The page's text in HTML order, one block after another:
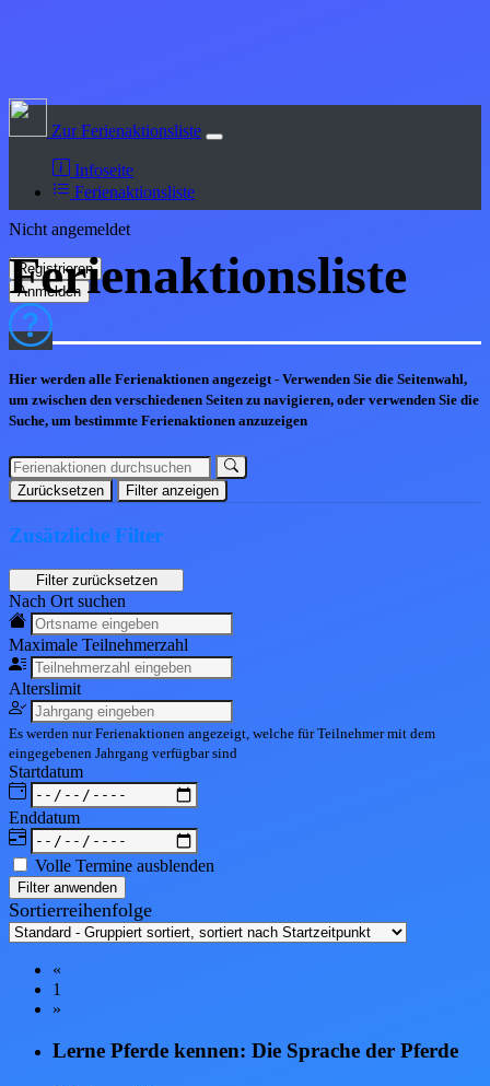
Zur Ferienaktionsliste
Infoseite
Ferienaktionsliste
Nicht angemeldet
Ferienaktionsliste
Hier werden alle Ferienaktionen angezeigt - Verwenden Sie die Seitenwahl,
um zwischen den verschiedenen Seiten zu navigieren, oder verwenden Sie die
Suche, um bestimmte Ferienaktionen anzuzeigen
Zurücksetzen Filter anzeigen
Zusätzliche Filter
Nach Ort suchen
Maximale Teilnehmerzahl
Alterslimit
Es werden nur Ferienaktionen angezeigt, welche für Teilnehmer mit dem
eingegebenen Jahrgang verfügbar sind
Startdatum
Enddatum
Volle Termine ausblenden
Filter anwenden
Sortierreihenfolge
«
1
»
Lerne Pferde kennen: Die Sprache der Pferde